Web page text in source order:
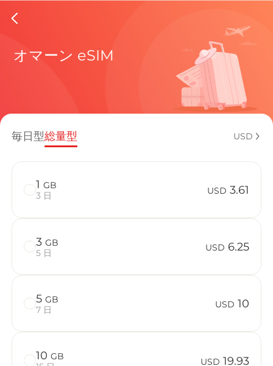
Oman
現在の目
eSIMの利
Omanで
Billion
オマーン eSIM
毎日型総量型 USD
1 GB
3 日
USD 3.61
3 GB
5 日
USD 6.25
5 GB
7 日
USD 10
10 GB
USD 19.93